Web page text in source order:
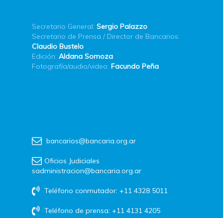
Secretario General: Sergio Palazzo
Secretario de Prensa / Director de Bancarios:
Claudio Bustelo
Edición: Aldana Somoza
Fotografía/audio/video: Facundo Peña
bancarios@bancaria.org.ar
Oficios Judiciales
sadministracion@bancaria.org.ar
Teléfono conmutador: +11 4328 5011
Teléfono de prensa: +11 4131 4205